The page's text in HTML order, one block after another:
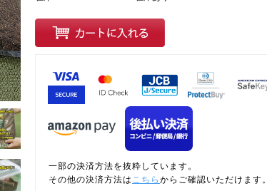
一部の決済方法を抜粋しています。
その他の決済方法は こちら からご確認いただけます。